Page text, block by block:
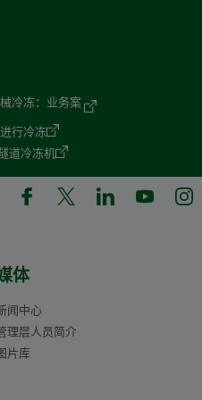
冷冻：业务案
行冷冻
道冷冻机
a new tab)
in a new tab)
(Opens in a new tab)
(Opens in a new tab)
(Opens in a
(Opens
体
闻中心
理层人员简介
片库